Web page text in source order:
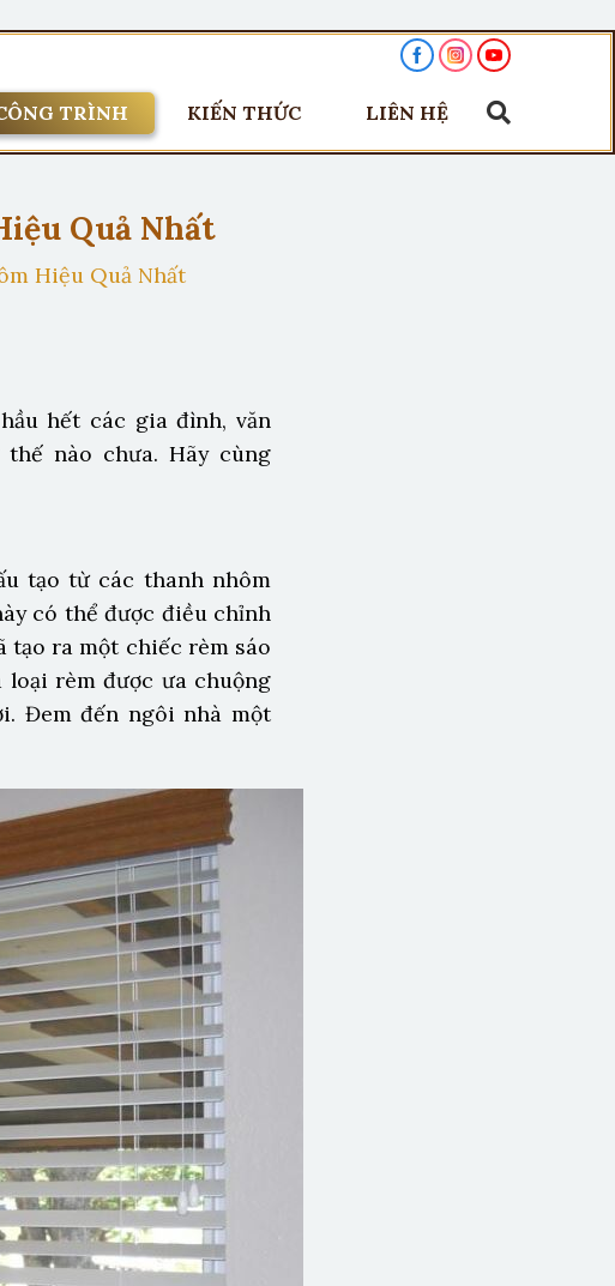
TRÌNH KIẾN THỨC LIÊN HỆ
Quả Nhất
Hiệu Quả Nhất
hết các gia đình, văn
thế nào chưa. Hãy cùng
tạo từ các thanh nhôm
có thể được điều chỉnh
tạo ra một chiếc rèm sáo
loại rèm được ưa chuộng
Đem đến ngôi nhà một